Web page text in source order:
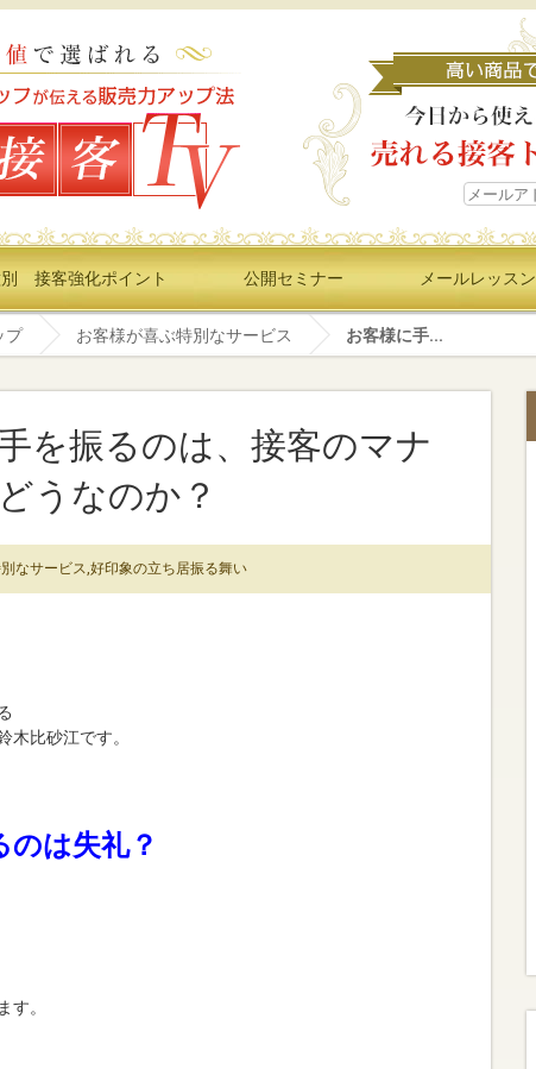
接客強化ポイント 公開セミナー メールレッスン
プ お客様が喜ぶ特別なサービス お客様に手...
を振るのは、接客のマナ
うなのか？
なサービス,好印象の立ち居振る舞い
木比砂江です。
のは失礼？
す。